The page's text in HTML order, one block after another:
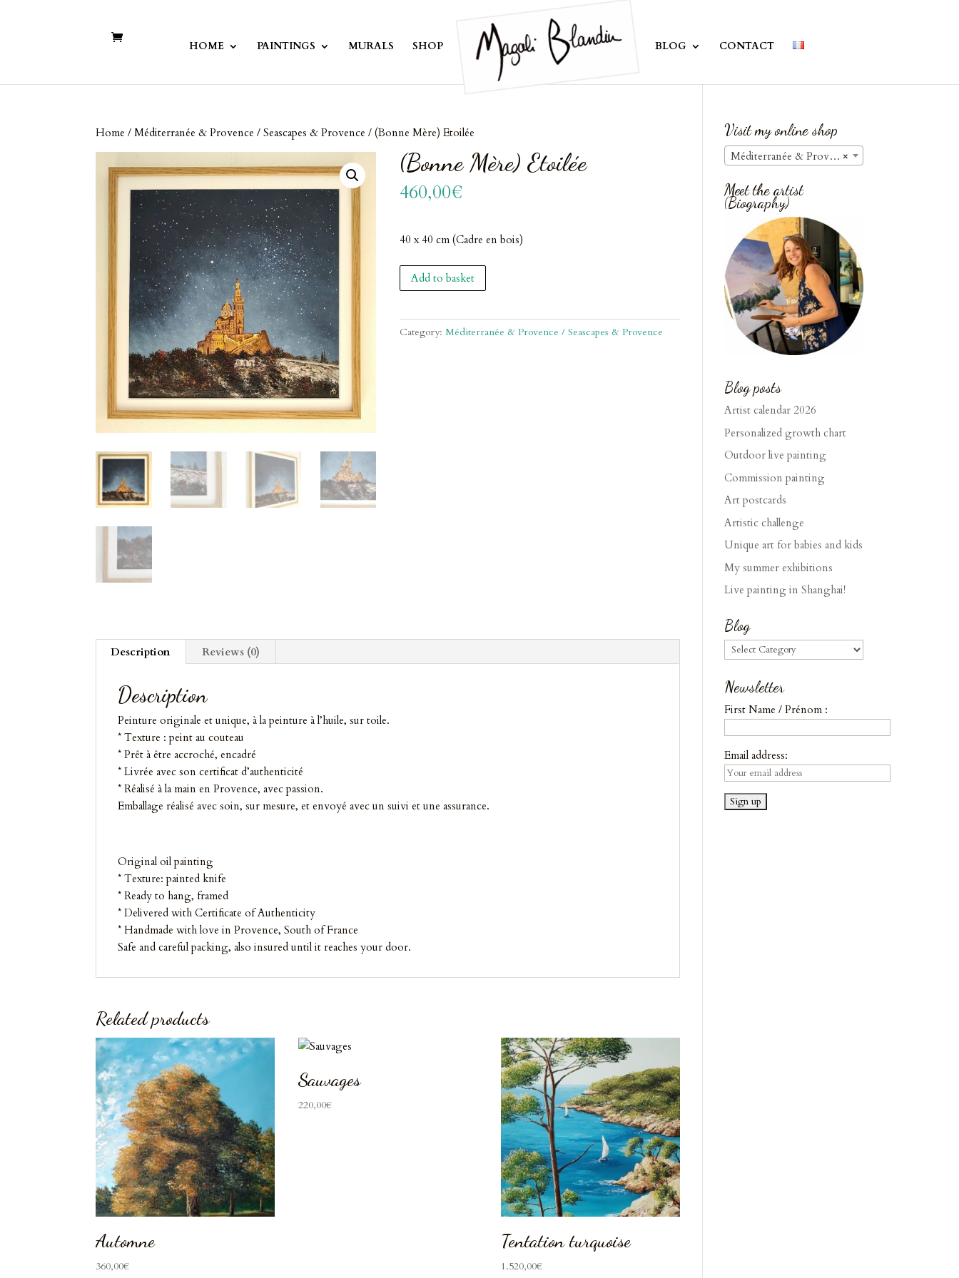
HOME PAINTINGS MURALS SHOP BLOG CONTACT
Home /Méditerranée & Provence / Seascapes & Provence / (Bonne Mère) Etoilée
(Bonne Mère) Etoilée
460,00€
40 x 40 cm (Cadre en bois)
(Bonne
Mère)
Add to basket
Category:Méditerranée & Provence / Seascapes & Provence
Description Reviews (0)
Description
Peinture originale et unique, à la peinture à l’huile, sur toile.
* Texture : peint au couteau
* Prêt à être accroché, encadré
* Livrée avec son certificat d’authenticité
* Réalisé à la main en Provence, avec passion.
Emballage réalisé avec soin, sur mesure, et envoyé avec un suivi et une assurance.
Original oil painting
* Texture: painted knife
* Ready to hang, framed
* Delivered with Certificate of Authenticity
* Handmade with love in Provence, South of France
Safe and careful packing, also insured until it reaches your door.
Related products
Automne
360,00€
Sauvages
220,00€
Tentation turquoise
1.520,00€
Visit my online shop
×
Méditerranée & Provence / Seascapes & Provence
Meet the artist
(Biography)
Blog posts
Artist calendar 2026
Personalized growth chart
Outdoor live painting
Commission painting
Art postcards
Artistic challenge
Unique art for babies and kids
My summer exhibitions
Live painting in Shanghai!
Blog
Blog
Newsletter
First Name / Prénom :
Email address: